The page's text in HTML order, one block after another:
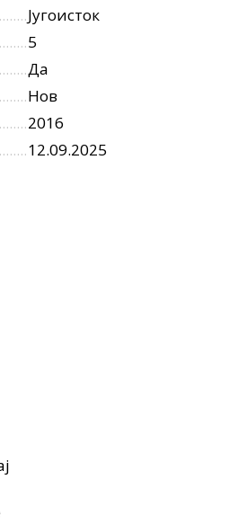
Југоисток
5
Да
Нов
2016
12.09.2025